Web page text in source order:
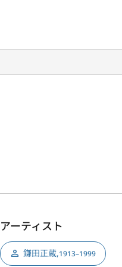
アーティスト
鎌田正蔵,1913–1999